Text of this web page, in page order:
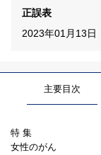
正誤表
2023年01月13日
主要目次
特 集
女性のがん